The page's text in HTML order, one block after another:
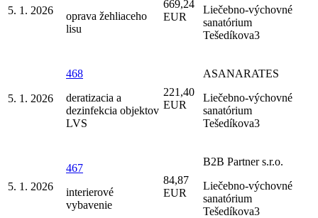
5. 1. 2026
oprava žehliaceho
lisu
669,24
EUR
Liečebno-výchovné
sanatórium
Tešedíkova3
5. 1. 2026
468
deratizacia a
dezinfekcia objektov
LVS
221,40
EUR
ASANARATES
Liečebno-výchovné
sanatórium
Tešedíkova3
5. 1. 2026
467
interierové
vybavenie
84,87
EUR
B2B Partner s.r.o.
Liečebno-výchovné
sanatórium
Tešedíkova3